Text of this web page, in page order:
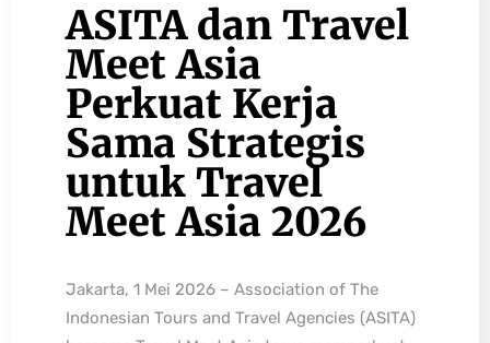
ASITA dan Travel
Meet Asia
Perkuat Kerja
Sama Strategis
untuk Travel
Meet Asia 2026
Jakarta, 1 Mei 2026 – Association of The
Indonesian Tours and Travel Agencies (ASITA)